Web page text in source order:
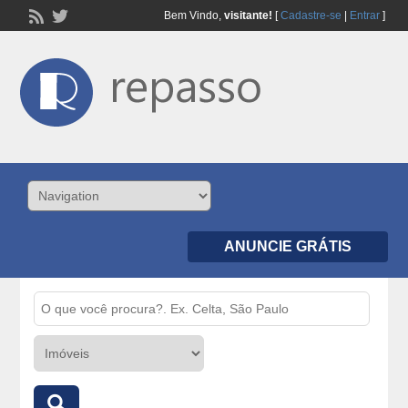
Bem Vindo, visitante! [Cadastre-se Entrar]
ANUNCIE GRÁTIS